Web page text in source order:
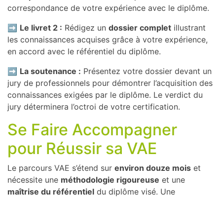
correspondance de votre expérience avec le diplôme.
➡️ Le livret 2 : Rédigez un dossier complet illustrant
les connaissances acquises grâce à votre expérience,
en accord avec le référentiel du diplôme.
➡️ La soutenance : Présentez votre dossier devant un
jury de professionnels pour démontrer l’acquisition des
connaissances exigées par le diplôme. Le verdict du
jury déterminera l’octroi de votre certification.
Se Faire Accompagner
pour Réussir sa VAE
Le parcours VAE s’étend sur environ douze mois et
nécessite une méthodologie rigoureuse et une
maîtrise du référentiel du diplôme visé. Une